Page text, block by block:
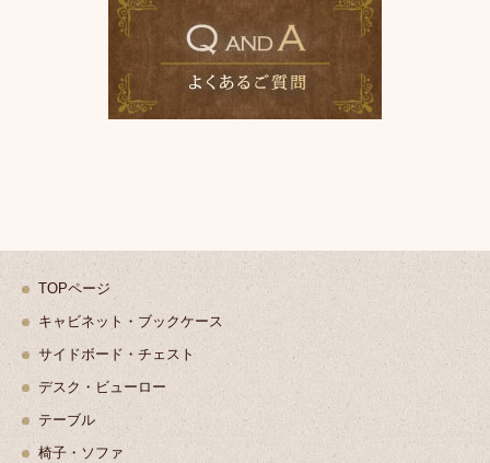
TOPページ
キャビネット・ブックケース
サイドボード・チェスト
デスク・ビューロー
テーブル
椅子・ソファ